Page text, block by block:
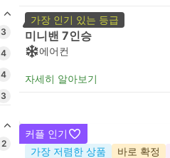
3
4
4
3
2
가장 인기 있는 등급
미니밴 7인승
에어컨
자세히 알아보기
커플 인기
가장 저렴한 상품
바로 확정